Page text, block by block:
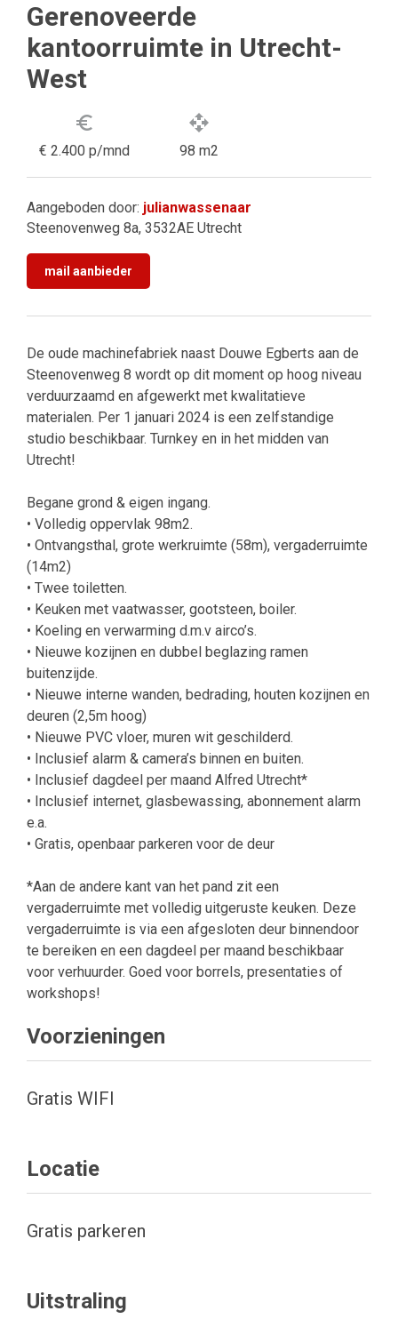
Gerenoveerde
kantoorruimte in Utrecht-
West
euro_symbol
€ 2.400 p/mnd
open_with
98 m2
Aangeboden door: julianwassenaar
Steenovenweg 8a, 3532AE Utrecht
mail aanbieder
De oude machinefabriek naast Douwe Egberts aan de
Steenovenweg 8 wordt op dit moment op hoog niveau
verduurzaamd en afgewerkt met kwalitatieve
materialen. Per 1 januari 2024 is een zelfstandige
studio beschikbaar. Turnkey en in het midden van
Utrecht!
Begane grond & eigen ingang.
• Volledig oppervlak 98m2.
• Ontvangsthal, grote werkruimte (58m), vergaderruimte
(14m2)
• Twee toiletten.
• Keuken met vaatwasser, gootsteen, boiler.
• Koeling en verwarming d.m.v airco’s.
• Nieuwe kozijnen en dubbel beglazing ramen
buitenzijde.
• Nieuwe interne wanden, bedrading, houten kozijnen en
deuren (2,5m hoog)
• Nieuwe PVC vloer, muren wit geschilderd.
• Inclusief alarm & camera’s binnen en buiten.
• Inclusief dagdeel per maand Alfred Utrecht*
• Inclusief internet, glasbewassing, abonnement alarm
e.a.
• Gratis, openbaar parkeren voor de deur
*Aan de andere kant van het pand zit een
vergaderruimte met volledig uitgeruste keuken. Deze
vergaderruimte is via een afgesloten deur binnendoor
te bereiken en een dagdeel per maand beschikbaar
voor verhuurder. Goed voor borrels, presentaties of
workshops!
Voorzieningen
Gratis WIFI
Locatie
Gratis parkeren
Uitstraling